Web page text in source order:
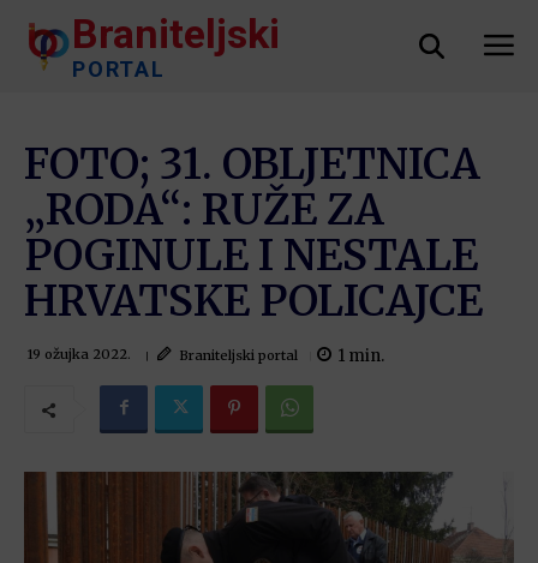
Braniteljski
PORTAL
FOTO; 31. OBLJETNICA
„RODA“: RUŽE ZA
POGINULE I NESTALE
HRVATSKE POLICAJCE
19 ožujka 2022. Braniteljski portal 1 min.